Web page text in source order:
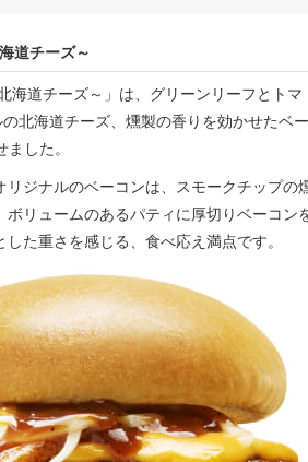
道チーズ～
道チーズ～」は、グリーンリーフとトマ
北海道チーズ、燻製の香りを効かせたベ
した。
ジナルのベーコンは、スモークチップの
リュームのあるパティに厚切りベーコン
た重さを感じる、食べ応え満点です。